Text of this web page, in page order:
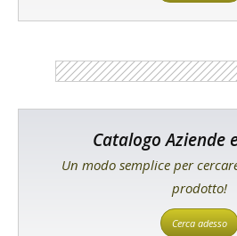
Catalogo Aziende
Un modo semplice per
prodotto!
Cerca adesso